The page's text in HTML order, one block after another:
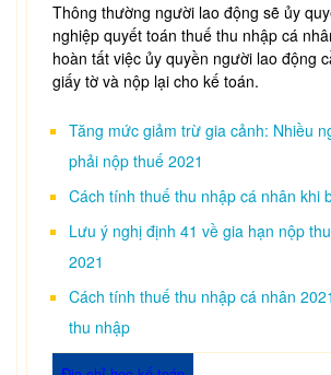
Thông thường người lao động sẽ ủy
nghiệp quyết toán thuế thu nhập cá
hoàn tất việc ủy quyền người lao động
giấy tờ và nộp lại cho kế toán.
Tăng mức giảm trừ gia cảnh: Nhiều
phải nộp thuế 2021
Cách tính thuế thu nhập cá nhân khi
Lưu ý nghị định 41 về gia hạn nộp
2021
Cách tính thuế thu nhập cá nhân
thu nhập